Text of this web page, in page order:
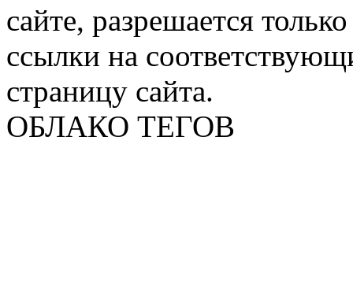
сайте, разрешается
ссылки на
страницу сайта.
ОБЛАКО ТЕГОВ